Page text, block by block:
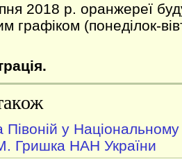
2018 р. оранжереї
графіком (понеділок-
Півоній у
Гришка НАН України